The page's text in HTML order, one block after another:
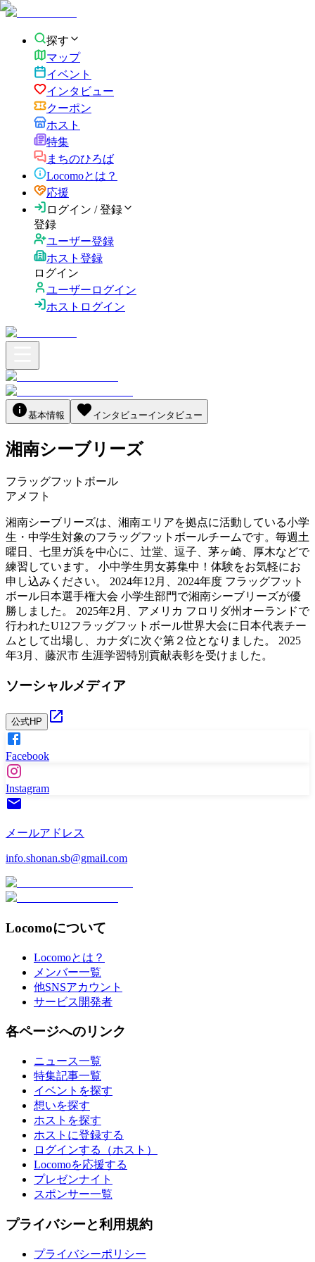
探す
マップ
イベント
インタビュー
クーポン
ホスト
特集
まちのひろば
Locomoとは？
応援
ログイン / 登録
登録
ユーザー登録
ホスト登録
ログイン
ユーザーログイン
ホストログイン
基本情報 インタビューインタビュー
湘南シーブリーズ
フラッグフットボール
アメフト
湘南シーブリーズは、湘南エリアを拠点に活動している小学
生・中学生対象のフラッグフットボールチームです。毎週土
曜日、七里ガ浜を中心に、辻堂、逗子、茅ヶ崎、厚木などで
練習しています。 小中学生男女募集中！体験をお気軽にお
申し込みください。 2024年12月、2024年度 フラッグフット
ボール日本選手権大会 小学生部門で湘南シーブリーズが優
勝しました。 2025年2月、アメリカ フロリダ州オーランドで
行われたU12フラッグフットボール世界大会に日本代表チー
ムとして出場し、カナダに次ぐ第２位となりました。 2025
年3月、藤沢市 生涯学習特別貢献表彰を受けました。
ソーシャルメディア
公式HP
Facebook
Instagram
メールアドレス
info.shonan.sb@gmail.com
Locomoについて
Locomoとは？
メンバー一覧
他SNSアカウント
サービス開発者
各ページへのリンク
ニュース一覧
特集記事一覧
イベントを探す
想いを探す
ホストを探す
ホストに登録する
ログインする（ホスト）
Locomoを応援する
プレゼンナイト
スポンサー一覧
プライバシーと利用規約
プライバシーポリシー